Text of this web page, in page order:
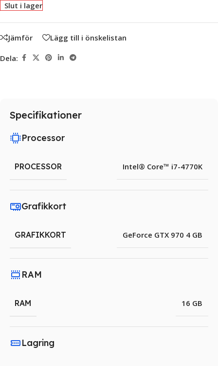
Slut i lager
Jämför Lägg till i önskelistan
Dela:
Specifikationer
Processor
PROCESSOR Intel® Core™ i7-4770K
Grafikkort
GRAFIKKORT GeForce GTX 970 4 GB
RAM
RAM 16 GB
Lagring